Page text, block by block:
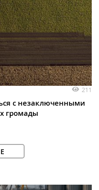
211
с незаключенными
громады